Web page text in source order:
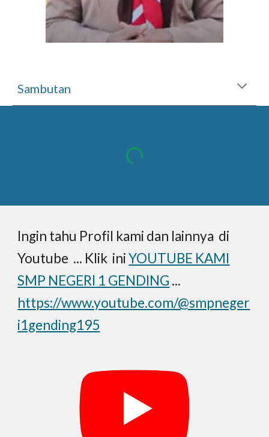
Sambutan
Ingin tahu Profil kami dan lainnya di
Youtube ... Klik iniYOUTUBE KAMI
SMP NEGERI 1 GENDING ...
https://www.youtube.com/@smpneger
i1gending195